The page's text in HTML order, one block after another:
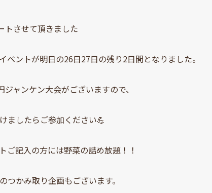
トさせて頂きました
ベントが明日の26日27日の残り2日間となりました。
ャンケン大会がございますので、
ましたらご参加ください💪
ご記入の方には野菜の詰め放題！！
つかみ取り企画もございます。